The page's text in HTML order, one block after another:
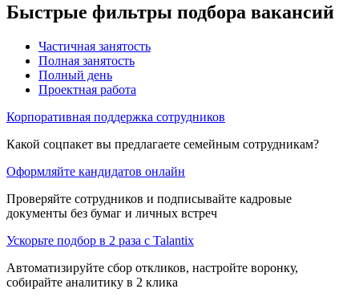
Быстрые фильтры подбора вакансий
Частичная занятость
Полная занятость
Полный день
Проектная работа
Корпоративная поддержка сотрудников
Какой соцпакет вы предлагаете семейным сотрудникам?
Оформляйте кандидатов онлайн
Проверяйте сотрудников и подписывайте кадровые
документы без бумаг и личных встреч
Ускорьте подбор в 2 раза с Talantix
Автоматизируйте сбор откликов, настройте воронку,
собирайте аналитику в 2 клика